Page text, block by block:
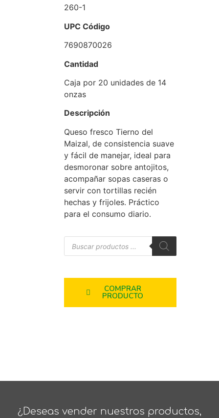
260-1
UPC Código
7690870026
Cantidad
Caja por 20 unidades de 14
onzas
Descripción
Queso fresco Tierno del
Maizal, de consistencia suave
y fácil de manejar, ideal para
desmoronar sobre antojitos,
acompañar sopas caseras o
servir con tortillas recién
hechas y frijoles. Práctico
para el consumo diario.
COMPRAR
PRODUCTO
¿Deseas vender nuestros productos,